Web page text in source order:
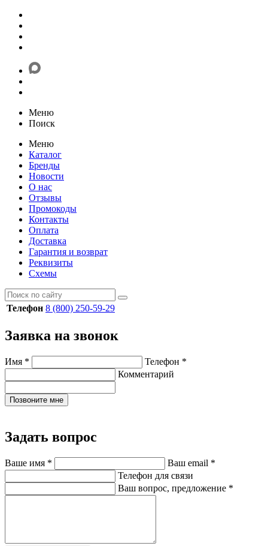
Меню
Поиск
Меню
Каталог
Бренды
Новости
О нас
Отзывы
Промокоды
Контакты
Оплата
Доставка
Гарантия и возврат
Реквизиты
Схемы
Телефон 8 (800) 250-59-29
Заявка на звонок
Имя * Телефон *
Комментарий
Позвоните мне
Задать вопрос
Ваше имя * Ваш email *
Телефон для связи
Ваш вопрос, предложение *